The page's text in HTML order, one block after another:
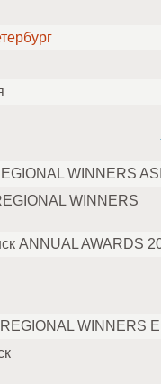
WINNERS
WINNERS
ANNUAL AWARDS
WINNERS